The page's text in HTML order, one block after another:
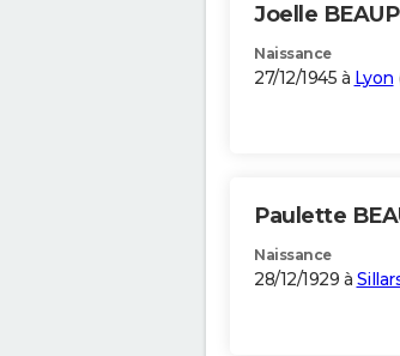
Joelle
Naissance
27/12/1945 à Lyon
Paulette
Naissance
28/12/1929 à